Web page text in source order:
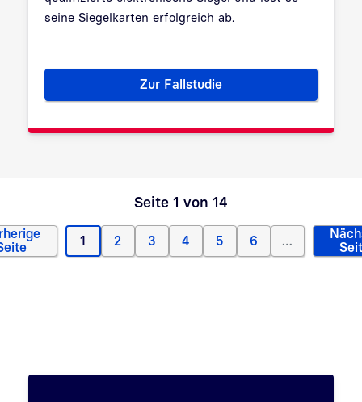
seine Siegelkarten erfolgreich ab.
Zur FallstudieErfolgreiche Siegel-Migration
Seite 1 von 14
Vorherige SeiteAktuelle Seite
1 Page
2 Page
3 Page
4 Page
5 Page
6 …